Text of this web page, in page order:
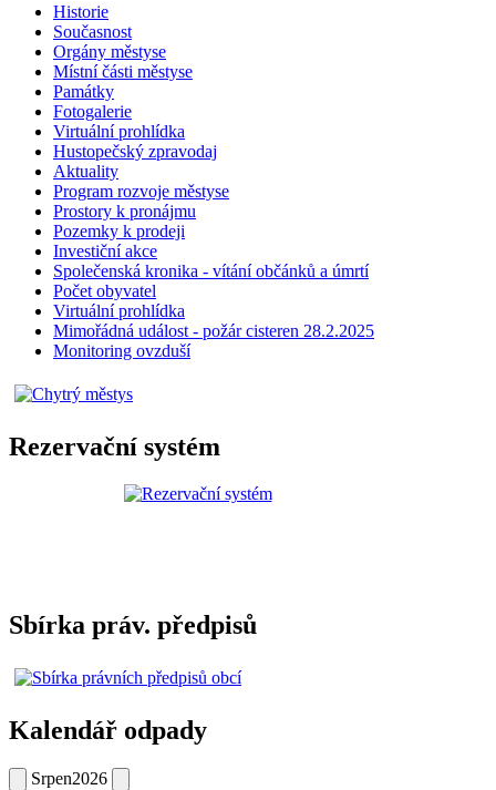
Historie
Současnost
Orgány městyse
Místní části městyse
Památky
Fotogalerie
Virtuální prohlídka
Hustopečský zpravodaj
Aktuality
Program rozvoje městyse
Prostory k pronájmu
Pozemky k prodeji
Investiční akce
Společenská kronika - vítání občánků a úmrtí
Počet obyvatel
Virtuální prohlídka
Mimořádná událost - požár cisteren 28.2.2025
Monitoring ovzduší
Rezervační systém
Sbírka práv. předpisů
Kalendář odpady
Srpen2026